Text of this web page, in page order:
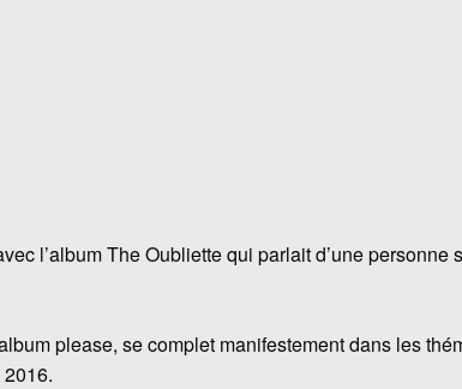
l’album The Oubliette qui parlait d’une personne
please, se complet manifestement dans les